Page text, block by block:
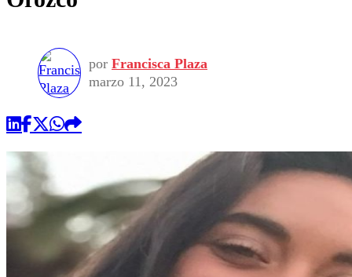
Torneo Internacional
Torneo Nacional
Internacional
Nacional
Programas
Comercial
por Francisca Plaza
marzo 11, 2023